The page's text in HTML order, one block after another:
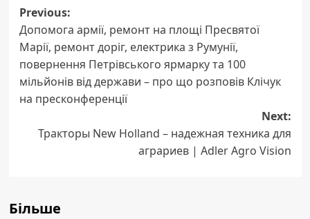
Post
navigation
Previous:
Допомога армії, ремонт на площі Пресвятої
Марії, ремонт доріг, електрика з Румунії,
повернення Петрівського ярмарку та 100
мільйонів від держави – про що розповів Клічук
на пресконференції
Next:
Тракторы New Holland – надежная техника для
аграриев | Adler Agro Vision
Більше